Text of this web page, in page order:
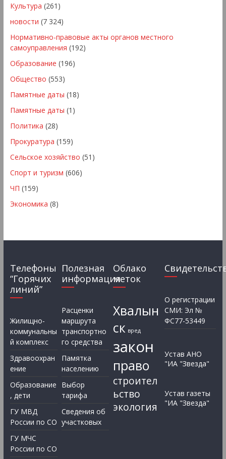
Культура (261)
новости (7 324)
Нормативно-правовые акты органов местного
самоуправления (192)
Образование (196)
Общество (553)
Памятные даты (18)
Памятные даты (1)
Политика (28)
Прокуратура (159)
Сельское хозяйство (51)
Спорт и туризм (606)
ЧП (159)
Экономика (8)
Телефоны
“Горячих
линий”
Жилищно-
коммунальны
й комплекс
Здравоохран
ение
Образование
, дети
ГУ МВД
России по СО
ГУ МЧС
России по СО
Полезная
информация
Расценки
маршрута
транспортно
го средства
Памятка
населению
Выбор
тарифа
Сведения об
участковых
Облако
меток
Хвалын
ск вред
закон
право
строител
ьство
экология
О регистрации
СМИ: Эл №
ФС77-53449
Устав АНО
"ИА "Звезда"
Устав газеты
"ИА "Звезда"